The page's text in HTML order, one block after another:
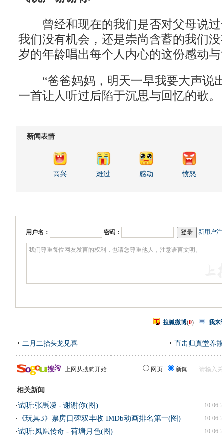
曾经和现在的我们是否对父母说过
我们没有机会，还是崇尚含蓄的我们
岁的年龄唱出每个人内心的这份感动
“爸爸妈妈，明天一早我要大声说
一首让人听过后陷于沉思与回忆的歌。
新闻表情
高兴 难过 感动 愤怒
用户名： 密码： 新用户
搜狐微博(0) 我来
二月二抬头龙见喜 直击归真堂养
上网从搜狗开始 网页 新闻
相关新闻
10-06-
·试听:张禹凌 - 谢谢你(图)
10-06-
· 《玩具3》票房口碑双丰收 IMDb动画排名第一(图)
10-06-
·试听:凤凰传奇 - 荷塘月色(图)